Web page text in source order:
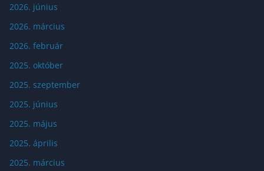
2026. június
2026. március
2026. február
2025. október
2025. szeptember
2025. június
2025. május
2025. április
2025. március